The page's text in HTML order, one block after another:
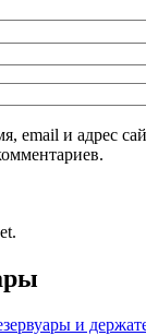
email и адрес
и